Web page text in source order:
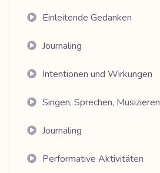
Einleitende Gedanken
Journaling
Intentionen und Wirkungen
Singen, Sprechen, Musizieren
Journaling
Performative Aktivitäten